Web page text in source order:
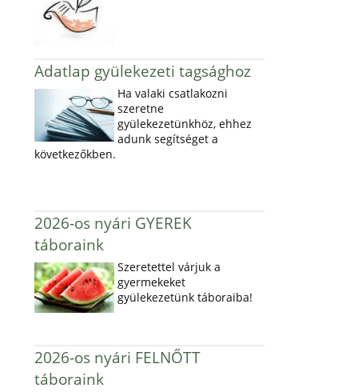
Adatlap gyülekezeti tagsághoz
Ha valaki csatlakozni
szeretne
gyülekezetünkhöz, ehhez
adunk segítséget a
következőkben.
2026-os nyári GYEREK
táboraink
Szeretettel várjuk a
gyermekeket
gyülekezetünk táboraiba!
2026-os nyári FELNŐTT
táboraink